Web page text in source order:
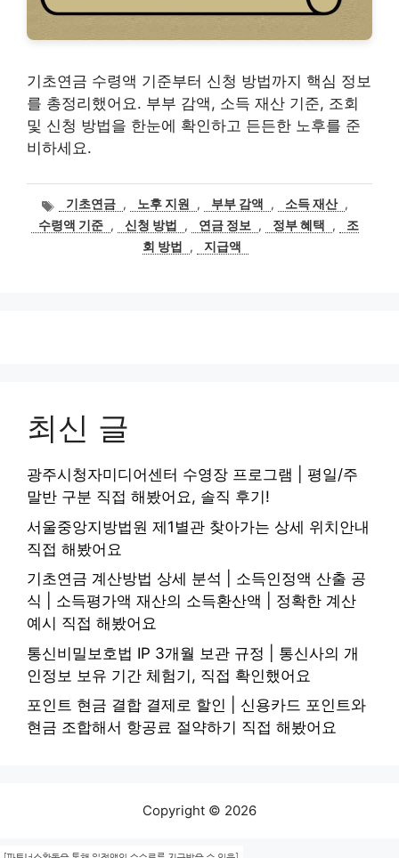
기초연금 수령액 기준부터 신청 방법까지 핵심 정보
를 총정리했어요. 부부 감액, 소득 재산 기준, 조회
및 신청 방법을 한눈에 확인하고 든든한 노후를 준
비하세요.
태
그
기초연금 , 노후 지원 , 부부 감액 , 소득 재산 ,
수령액 기준 , 신청 방법 , 연금 정보 , 정부 혜택 ,
조
회 방법
, 지급액
최신 글
광주시청자미디어센터 수영장 프로그램 | 평일/주
말반 구분 직접 해봤어요, 솔직 후기!
서울중앙지방법원 제1별관 찾아가는 상세 위치안내
직접 해봤어요
기초연금 계산방법 상세 분석 | 소득인정액 산출 공
식 | 소득평가액 재산의 소득환산액 | 정확한 계산
예시 직접 해봤어요
통신비밀보호법 IP 3개월 보관 규정 | 통신사의 개
인정보 보유 기간 체험기, 직접 확인했어요
포인트 현금 결합 결제로 할인 | 신용카드 포인트와
현금 조합해서 항공료 절약하기 직접 해봤어요
Copyright © 2026